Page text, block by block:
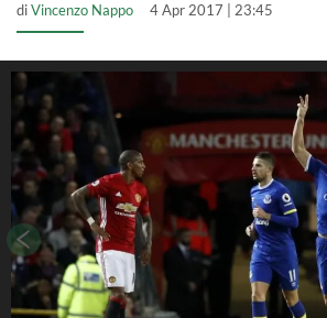
diVincenzo Nappo 4 Apr 2017 | 23:45